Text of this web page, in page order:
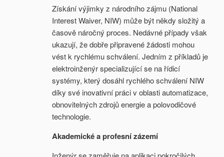
Získání výjimky z národního zájmu (National
Interest Waiver, NIW) může být někdy složitý a
časově náročný proces. Nedávné případy však
ukazují, že dobře připravené žádosti mohou
vést k rychlému schválení. Jedním z příkladů je
elektroinženýr specializující se na řídicí
systémy, který dosáhl rychlého schválení NIW
díky své inovativní práci v oblasti automatizace,
obnovitelných zdrojů energie a polovodičové
technologie.
Akademické a profesní zázemí